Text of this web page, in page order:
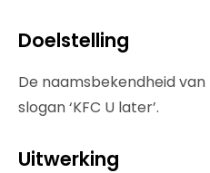
Doelstelling
De naamsbekendheid van
slogan ‘KFC U later’.
Uitwerking